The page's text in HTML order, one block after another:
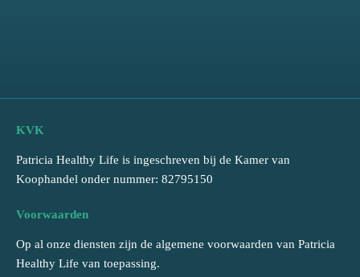
KVK
Patricia Healthy Life is ingeschreven bij de Kamer van
Koophandel onder nummer: 82795150
Voorwaarden
Op al onze diensten zijn de algemene voorwaarden van Patricia
Healthy Life van toepassing.